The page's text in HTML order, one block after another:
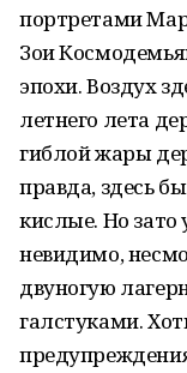
портретами
Зои
эпохи. Воздух
летнего лета
гиблой жары
правда, здесь
кислые. Но зато
невидимо,
двуногую
галстуками.